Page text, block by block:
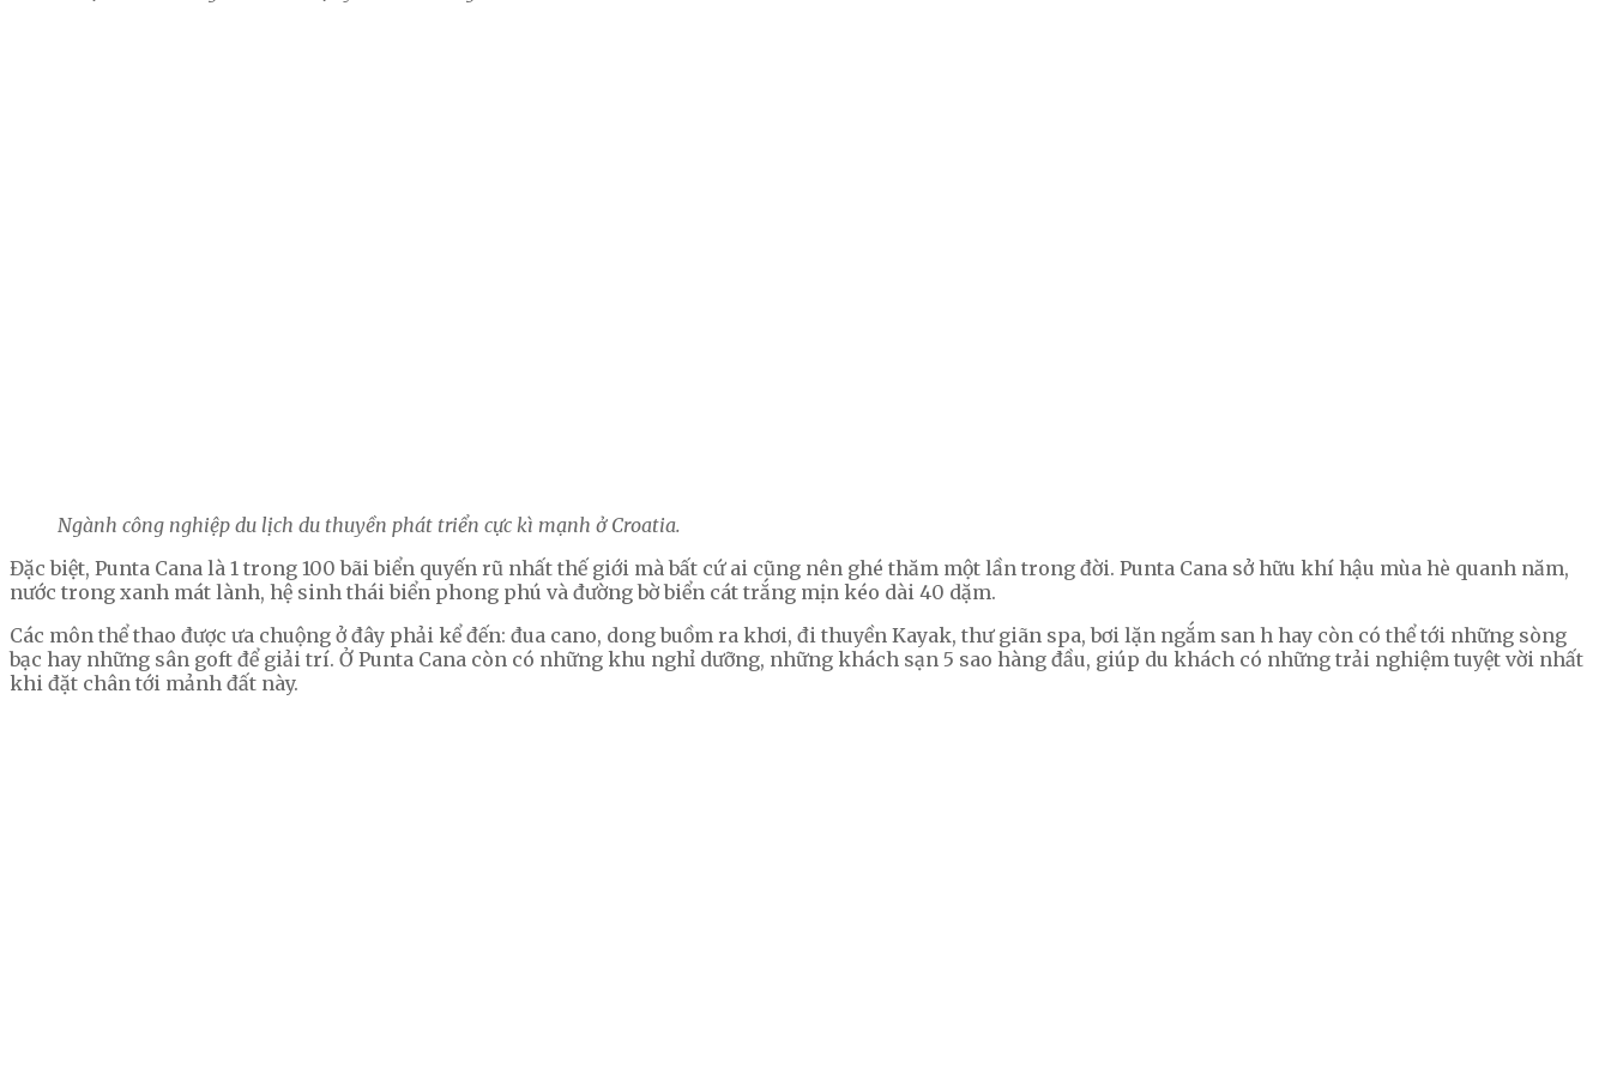
Ngành công nghiệp du lịch du thuyền phát triển cực kì mạnh ở Croatia.
Đặc biệt, Punta Cana là 1 trong 100 bãi biển quyến rũ nhất thế giới mà bất cứ ai cũng nên ghé thăm một lần trong đời. Punta Cana sở hữu khí hậu mùa hè quanh năm,
nước trong xanh mát lành, hệ sinh thái biển phong phú và đường bờ biển cát trắng mịn kéo dài 40 dặm.
Các môn thể thao được ưa chuộng ở đây phải kể đến: đua cano, dong buồm ra khơi, đi thuyền Kayak, thư giãn spa, bơi lặn ngắm san h hay còn có thể tới những sòng
bạc hay những sân goft để giải trí. Ở Punta Cana còn có những khu nghỉ dưỡng, những khách sạn 5 sao hàng đầu, giúp du khách có những trải nghiệm tuyệt vời nhất
khi đặt chân tới mảnh đất này.